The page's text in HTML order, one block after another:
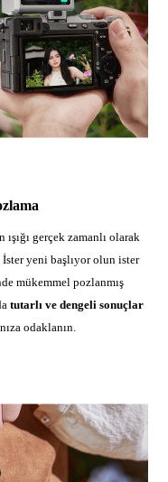
gerçek zamanlı olarak
yeni başlıyor olun ister
mükemmel pozlanmış
tutarlı ve dengeli sonuçlar
odaklanın.